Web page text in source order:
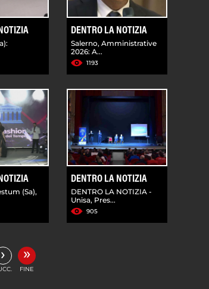
DENTRO LA NOTIZIA
Salerno, Amministrative
2026: A...
1193
(Sa),
DENTRO LA NOTIZIA
DENTRO LA NOTIZIA -
Unisa, Pres...
905
› »
FINE